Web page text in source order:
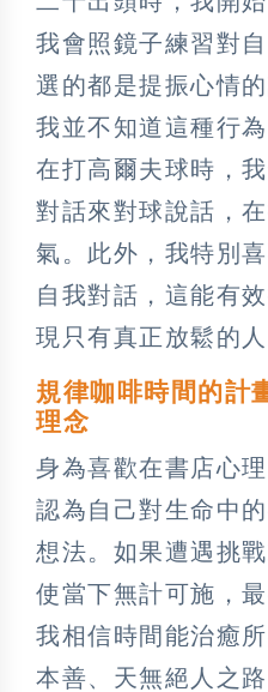
我會照鏡子練習對
選的都是提振心情
我並不知道這種行
在打高爾夫球時，
對話來對球說話，
氣。此外，我特別
自我對話，這能有
現只有真正放鬆的
規律咖啡時間的計
理念
身為喜歡在書店心
認為自己對生命中
想法。如果遭遇挑
使當下無計可施，
我相信時間能治癒
本善、天無絕人之